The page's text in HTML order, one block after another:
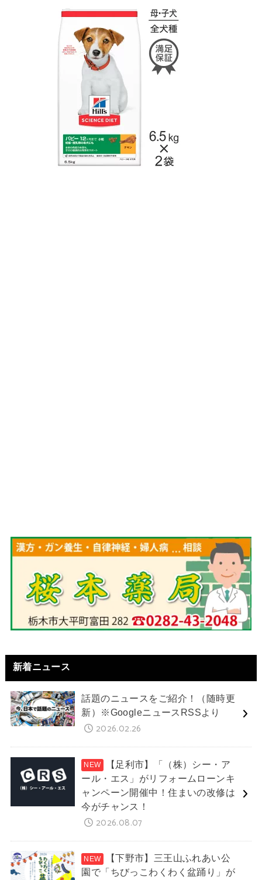
新着ニュース
話題のニュースをご紹介！（随時更
新）※GoogleニュースRSSより
2026.02.26
【足利市】「（株）シー・ア
ール・エス」がリフォームローンキ
ャンペーン開催中！住まいの改修は
今がチャンス！
2026.08.07
【下野市】三王山ふれあい公
園で「ちびっこわくわく盆踊り」が